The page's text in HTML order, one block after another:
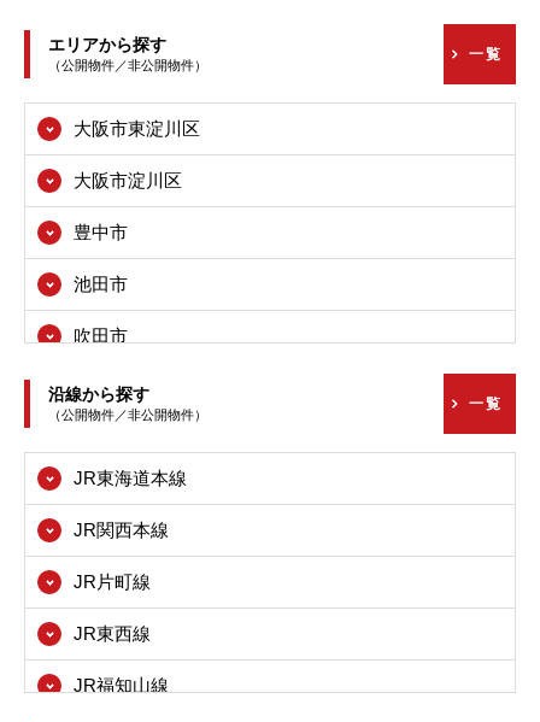
エリアから探す
（公開物件／非公開物件）
一覧
大阪市東淀川区
大阪市淀川区
豊中市
池田市
吹田市
高槻市
茨木市
八尾市
寝屋川市
箕面市
東大阪市
沿線から探す
（公開物件／非公開物件）
一覧
JR東海道本線
JR関西本線
JR片町線
JR東西線
JR福知山線